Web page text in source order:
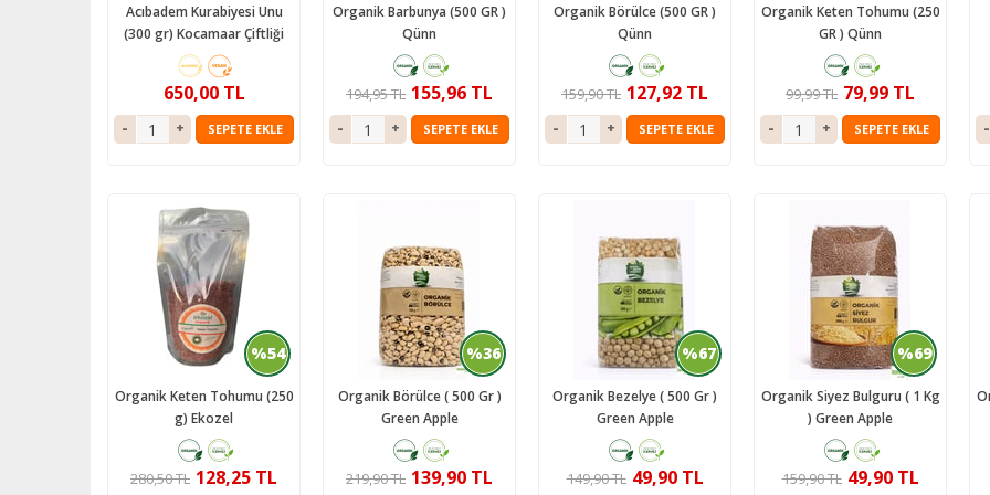
Acıbadem Kurabiyesi Unu
(300 gr) Kocamaar Çiftliği
650,00 TL
SEPETE EKLE
Organik Barbunya (500 GR )
Qünn
155,96 TL
194,95 TL
SEPETE EKLE
Organik Börülce (500 GR )
Qünn
127,92 TL
159,90 TL
SEPETE EKLE
Organik Keten Tohumu (250
GR ) Qünn
79,99 TL
99,99 TL
SEPETE EKLE
%54
Organik Keten Tohumu (250
g) Ekozel
128,25 TL
280,50 TL
%36
Organik Börülce ( 500 Gr )
Green Apple
139,90 TL
219,90 TL
%67
Organik Bezelye ( 500 Gr )
Green Apple
49,90 TL
149,90 TL
%69
Organik Siyez Bulguru ( 1 Kg
) Green Apple
49,90 TL
159,90 TL